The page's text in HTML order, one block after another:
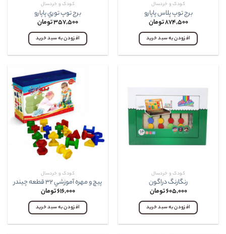
کودک و خردسال
برج توپ پلاس پاپارو
۸۷۴,۵۰۰تومان
افزودن به سبد خرید
کودک و خردسال
برج توپ توري پاپارو
۳۵۷,۵۰۰تومان
افزودن به سبد خرید
کودک و خردسال
رنگارنگ دراگون
۶۰۵,۰۰۰تومان
افزودن به سبد خرید
کودک و خردسال
پيچ و مهره آموزشي ۳۲ قطعه چيندر
۶۱۶,۰۰۰تومان
افزودن به سبد خرید